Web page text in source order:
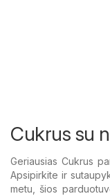
Cukrus su
Geriausias Cukrus
Apsipirkite ir
metu, šios